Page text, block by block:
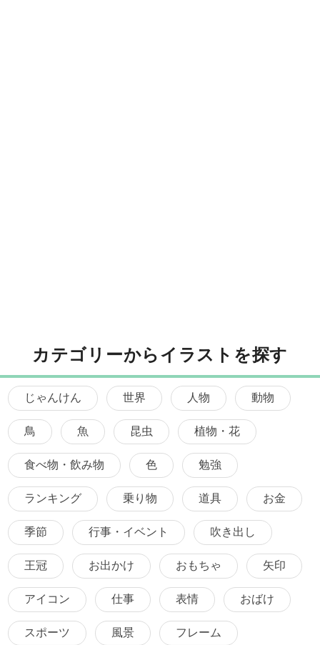
カテゴリーからイラストを探す
じゃんけん 世界 人物 動物
鳥 魚 昆虫 植物・花
食べ物・飲み物 色 勉強
ランキング 乗り物 道具 お金
季節 行事・イベント 吹き出し
王冠 お出かけ おもちゃ 矢印
アイコン 仕事 表情 おばけ
スポーツ 風景 フレーム